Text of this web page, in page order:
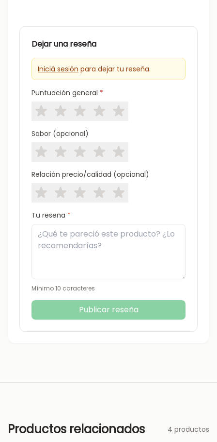
Dejar una reseña
Iniciá sesión para dejar tu reseña.
Puntuación general *
Sabor (opcional)
Relación precio/calidad (opcional)
Tu reseña *
Mínimo 10 caracteres
Publicar reseña
Productos relacionados 4 productos